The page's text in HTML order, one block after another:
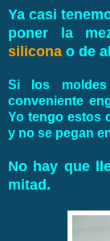
Ya casi
poner la
silicona o de
Si los
conveniente
Yo tengo estos
y no se pegan
No hay que
mitad.